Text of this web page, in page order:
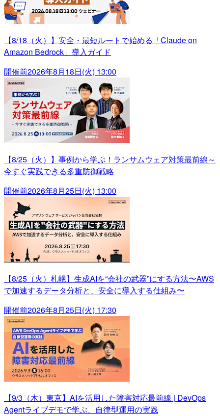
【8/18（火）】安全・最短ルートで始める「Claude on
Amazon Bedrock」導入ガイド
開催前2026年8月18日(火) 13:00
【8/25（火）】事例から学ぶ！ランサムウェア対策最前線～
今すぐ実践できる多重防御戦略
開催前2026年8月25日(火) 13:00
【8/25（火）札幌】生成AIを“会社の武器”にする方法〜AWS
で加速するデータ分析と、安全に導入する仕組み〜
開催前2026年8月25日(火) 17:30
【9/3（木）東京】AIを活用した障害対応最前線 | DevOps
Agentライブデモで学ぶ、自律型運用の実践